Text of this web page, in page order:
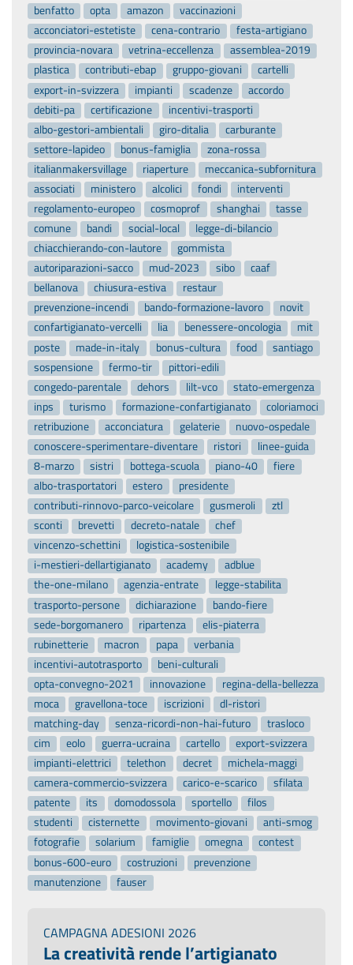
benfatto
opta amazon
vaccinazioni
acconciatori-estetiste
cena-contrario
festa-artigiano
provincia-novara
vetrina-eccellenza
assemblea-2019
plastica
contributi-ebap gruppo-giovani
cartelli
export-in-svizzera
impianti scadenze
accordo
debiti-pa
certificazione
incentivi-trasporti
albo-gestori-ambientali
giro-ditalia
carburante
settore-lapideo
bonus-famiglia
zona-rossa
italianmakersvillage
riaperture
meccanica-subfornitura
associati
ministero alcolici fondi
interventi
regolamento-europeo
cosmoprof shanghai
tasse
comune
bandi social-local
legge-di-bilancio
chiacchierando-con-lautore
gommista
autoriparazioni-sacco
mud-2023 sibo
caaf
bellanova
chiusura-estiva
restaur
prevenzione-incendi
bando-formazione-lavoro
novit
confartigianato-vercelli
lia benessere-oncologia
mit
poste
made-in-italy bonus-cultura food
santiago
sospensione
fermo-tir
pittori-edili
congedo-parentale
dehors lilt-vco
stato-emergenza
inps
turismo formazione-confartigianato
coloriamoci
retribuzione
acconciatura gelaterie
nuovo-ospedale
conoscere-sperimentare-diventare
ristori
linee-guida
8-marzo
sistri bottega-scuola piano-40
fiere
albo-trasportatori
estero
presidente
contributi-rinnovo-parco-veicolare
gusmeroli
ztl
sconti
brevetti decreto-natale
chef
vincenzo-schettini
logistica-sostenibile
i-mestieri-dellartigianato
academy
adblue
the-one-milano
agenzia-entrate
legge-stabilita
trasporto-persone
dichiarazione
bando-fiere
sede-borgomanero
ripartenza
elis-piaterra
rubinetterie
macron papa
verbania
incentivi-autotrasporto
beni-culturali
opta-convegno-2021
innovazione
regina-della-bellezza
moca
gravellona-toce iscrizioni
dl-ristori
matching-day
senza-ricordi-non-hai-futuro
trasloco
cim
eolo guerra-ucraina cartello
export-svizzera
impianti-elettrici
telethon decret
michela-maggi
camera-commercio-svizzera
carico-e-scarico
sfilata
patente
its domodossola sportello
filos
studenti
cisternette movimento-giovani
anti-smog
fotografie
solarium famiglie omegna
contest
bonus-600-euro
costruzioni
prevenzione
manutenzione
fauser
CAMPAGNA ADESIONI 2026
La creatività rende l’artigianato